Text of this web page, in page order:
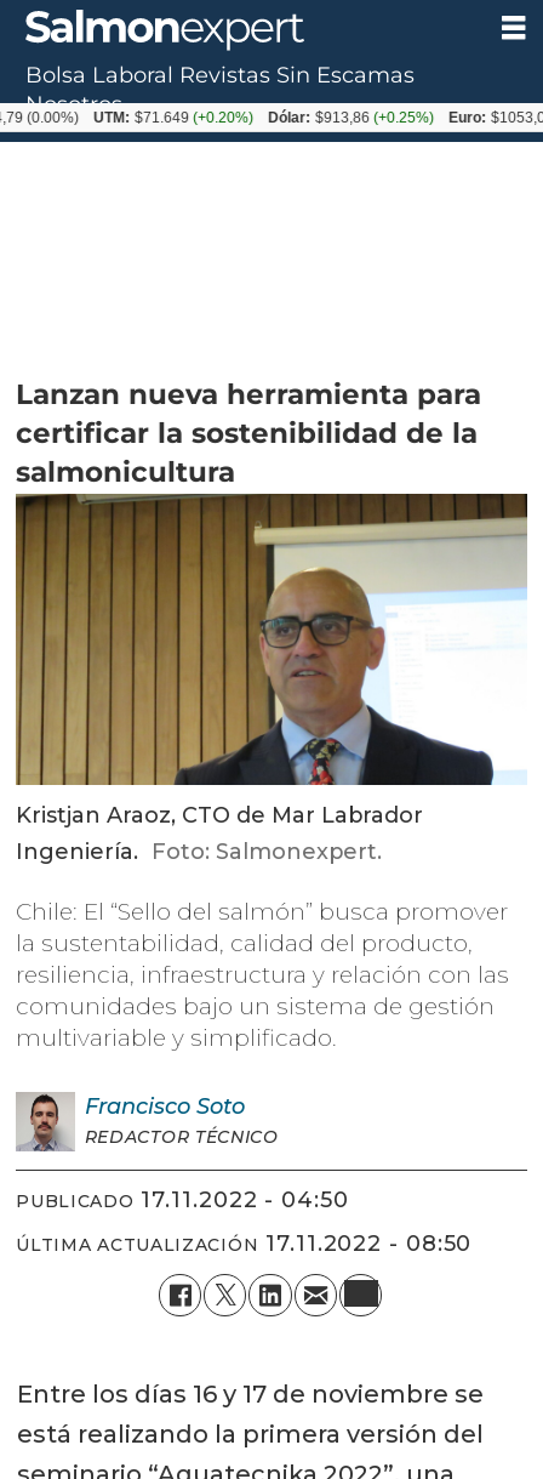
Lanzan nueva herramienta para
certificar la sostenibilidad de la
salmonicultura
Kristjan Araoz, CTO de Mar Labrador
Ingeniería. Foto: Salmonexpert.
Chile: El “Sello del salmón” busca promover
la sustentabilidad, calidad del producto,
resiliencia, infraestructura y relación con las
comunidades bajo un sistema de gestión
multivariable y simplificado.
Francisco Soto
REDACTOR TÉCNICO
PUBLICADO 17.11.2022 - 04:50
ÚLTIMA ACTUALIZACIÓN 17.11.2022 - 08:50
Entre los días 16 y 17 de noviembre se
está realizando la primera versión del
Bolsa Laboral Revistas Sin Escamas
Nosotros
UTM: $71.649(+0.20%) Dólar: $913,86(+0.25%) Euro: $1053,08(-